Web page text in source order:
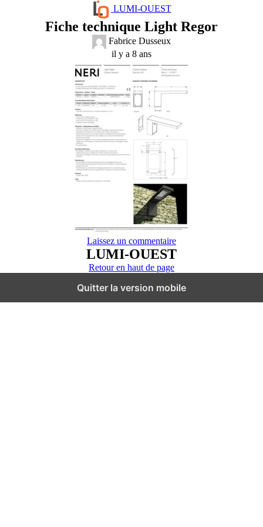
LUMI-OUEST
Fiche technique Light Regor
Fabrice Dusseux
il y a 8 ans
Laissez un commentaire
LUMI-OUEST
Retour en haut de page
Quitter la version mobile